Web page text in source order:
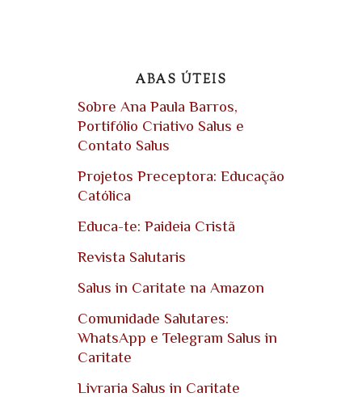
ABAS ÚTEIS
Sobre Ana Paula Barros,
Portifólio Criativo Salus e
Contato Salus
Projetos Preceptora: Educação
Católica
Educa-te: Paideia Cristã
Revista Salutaris
Salus in Caritate na Amazon
Comunidade Salutares:
WhatsApp e Telegram Salus in
Caritate
Livraria Salus in Caritate